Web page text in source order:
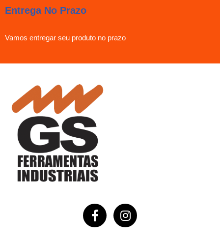
Entrega No Prazo
Vamos entregar seu produto no prazo